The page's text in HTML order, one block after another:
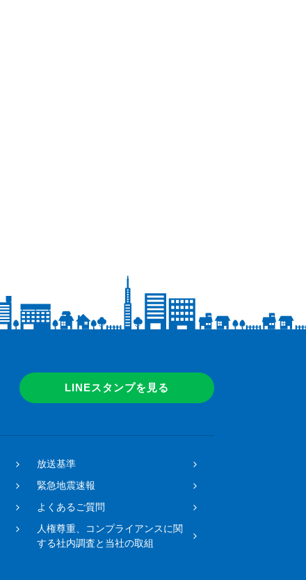
LINEスタンプを見る
放送基準
緊急地震速報
よくあるご質問
人権尊重、コンプライアンスに関
する社内調査と当社の取組